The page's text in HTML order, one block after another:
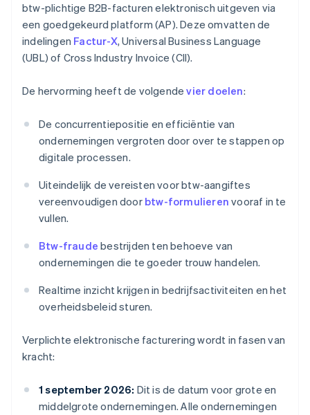
btw-plichtige B2B-facturen elektronisch uitgeven via
een goedgekeurd platform (AP). Deze omvatten de
indelingen Factur-X, Universal Business Language
(UBL) of Cross Industry Invoice (CII).
De hervorming heeft de volgendevier doelen:
De concurrentiepositie en efficiëntie van
ondernemingen vergroten door over te stappen op
digitale processen.
Uiteindelijk de vereisten voor btw-aangiftes
vereenvoudigen door btw-formulieren vooraf in te
vullen.
Btw-fraude bestrijden ten behoeve van
ondernemingen die te goeder trouw handelen.
Realtime inzicht krijgen in bedrijfsactiviteiten en het
overheidsbeleid sturen.
Verplichte elektronische facturering wordt in fasen van
kracht:
1 september 2026: Dit is de datum voor grote en
middelgrote ondernemingen. Alle ondernemingen